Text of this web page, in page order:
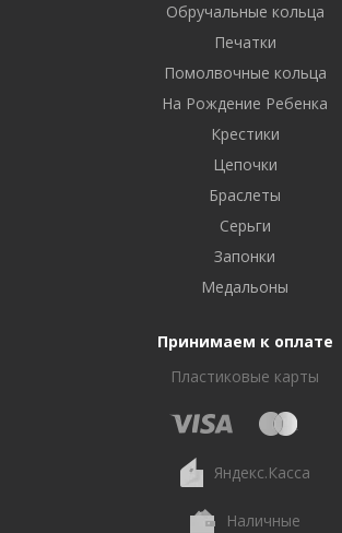
Обручальные кольца
Печатки
Помолвочные кольца
На Рождение Ребенка
Крестики
Цепочки
Браслеты
Серьги
Запонки
Медальоны
Принимаем к оплате
Пластиковые карты
Яндекс.Касса
Наличные